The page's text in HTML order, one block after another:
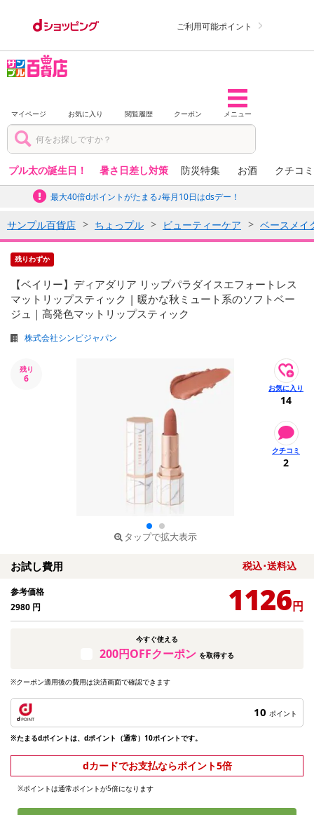
ご利用可能ポイント
マイページ お気に入り 閲覧履歴 クーポン メニュー
プル太の誕生日！ 暑さ日差し対策 防災特集 お酒 クチコ
最大40倍dポイントがたまる♪毎月10日はdsデー！
サンプル百貨店 ちょっプル ビューティーケア ベースメイ
残りわずか
【ベイリー】ディアダリア リップパラダイスエフォートレス
マットリップスティック | 暖かな秋ミュート系のソフトベー
ジュ｜高発色マットリップスティック
株式会社シンビジャパン
残り
6
タップで拡大表示
14
2
お試し費用 税込･送料込
参考価格
2980 円 1126円
今すぐ使える
200円OFFクーポン を取得する
※クーポン適用後の費用は決済画面で確認できます
10 ポイント
※たまるdポイントは、dポイント（通常）10ポイントです。
dカードでお支払ならポイント5倍
※ポイントは通常ポイントが5倍になります